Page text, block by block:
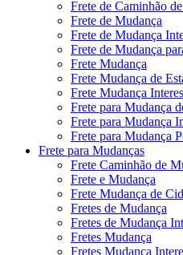
Frete de Caminhão
Frete de Mudança
Frete de Mudança
Frete de Mudança
Frete Mudança
Frete Mudança de
Frete Mudança
Frete para Mudança
Frete para Mudança
Frete para Mudança
Frete para Mudanças
Frete Caminhão de
Frete e Mudança
Frete Mudança de
Fretes de Mudança
Fretes de Mudança
Fretes Mudança
Fretes Mudança